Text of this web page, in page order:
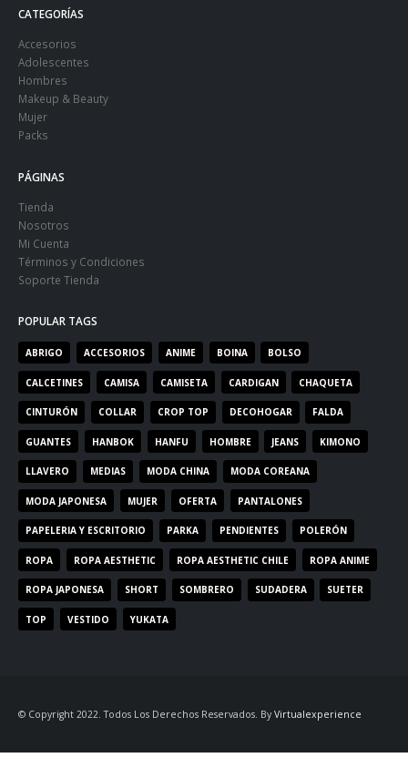
CATEGORÍAS
Accesorios
Adolescentes
Hombres
Makeup & Beauty
Mujer
Packs
PÁGINAS
Tienda
Nosotros
Mi Cuenta
Términos y Condiciones
Soporte Tienda
POPULAR TAGS
ABRIGO ACCESORIOS ANIME BOINA BOLSO
CALCETINES CAMISA CAMISETA CARDIGAN CHAQUETA
CINTURÓN COLLAR CROP TOP DECOHOGAR FALDA
GUANTES HANBOK HANFU HOMBRE JEANS KIMONO
LLAVERO MEDIAS MODA CHINA MODA COREANA
MODA JAPONESA MUJER OFERTA PANTALONES
PAPELERIA Y ESCRITORIO PARKA PENDIENTES POLERÓN
ROPA ROPA AESTHETIC ROPA AESTHETIC CHILE ROPA ANIME
ROPA JAPONESA SHORT SOMBRERO SUDADERA SUETER
TOP VESTIDO YUKATA
© Copyright 2022. Todos Los Derechos Reservados. By Virtualexperience